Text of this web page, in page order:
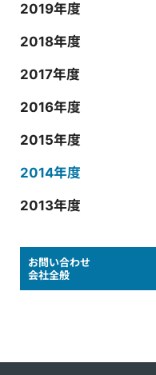
2019年度
2018年度
2017年度
2016年度
2015年度
2014年度
2013年度
お問い合わせ
会社全般